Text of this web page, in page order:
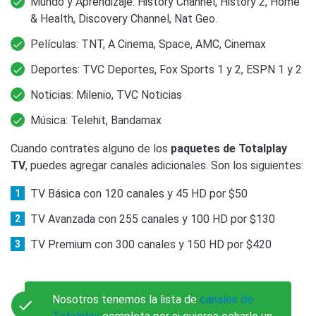
& Health, Discovery Channel, Nat Geo.
Películas: TNT, A Cinema, Space, AMC, Cinemax
Deportes: TVC Deportes, Fox Sports 1 y 2, ESPN 1 y 2
Noticias: Milenio, TVC Noticias
Música: Telehit, Bandamax
Cuando contrates alguno de los paquetes de Totalplay
TV, puedes agregar canales adicionales. Son los siguientes:
TV Básica con 120 canales y 45 HD por $50
TV Avanzada con 255 canales y 100 HD por $130
TV Premium con 300 canales y 150 HD por $420
Nosotros tenemos la lista decanales de